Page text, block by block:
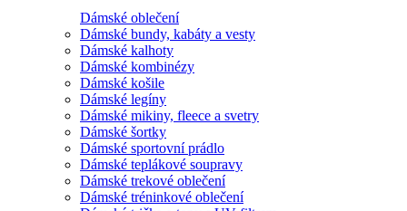
Dámské oblečení
Dámské bundy, kabáty a vesty
Dámské kalhoty
Dámské kombinézy
Dámské košile
Dámské legíny
Dámské mikiny, fleece a svetry
Dámské šortky
Dámské sportovní prádlo
Dámské teplákové soupravy
Dámské trekové oblečení
Dámské tréninkové oblečení